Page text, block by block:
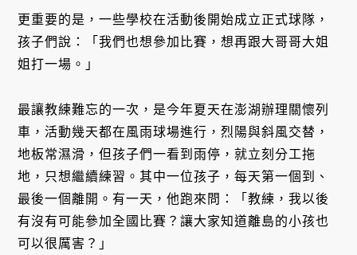
更重要的是，一些學校在活動後開始成立正式球隊，
孩子們說：「我們也想參加比賽，想再跟大哥哥大姐
姐打一場。」
最讓教練難忘的一次，是今年夏天在澎湖辦理關懷列
車，活動幾天都在風雨球場進行，烈陽與斜風交替，
地板常濕滑，但孩子們一看到雨停，就立刻分工拖
地，只想繼續練習。其中一位孩子，每天第一個到、
最後一個離開。有一天，他跑來問：「教練，我以後
有沒有可能參加全國比賽？讓大家知道離島的小孩也
可以很厲害？」